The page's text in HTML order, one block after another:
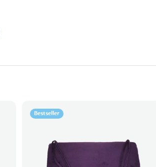
Bestseller